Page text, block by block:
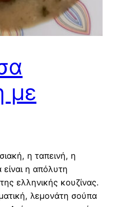
με
η ταπεινή, η
είναι η απόλυτη
ελληνικής κουζίνας.
λεμονάτη σούπα